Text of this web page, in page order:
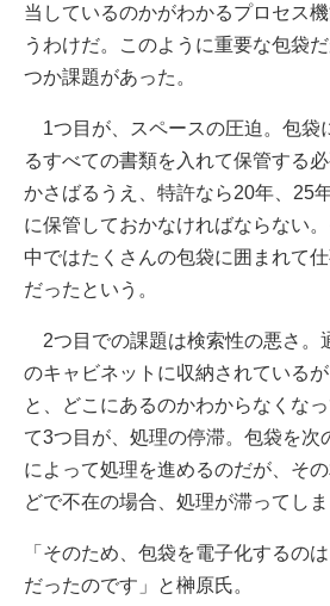
当しているのかがわかるプロセス
うわけだ。このように重要な包袋
つか課題があった。
1つ目が、スペースの圧迫。包袋
るすべての書類を入れて保管する
かさばるうえ、特許なら20年、25
に保管しておかなければならない
中ではたくさんの包袋に囲まれて
だったという。
2つ目での課題は検索性の悪さ。
のキャビネットに収納されている
と、どこにあるのかわからなくな
て3つ目が、処理の停滞。包袋を次
によって処理を進めるのだが、そ
どで不在の場合、処理が滞ってしま
「そのため、包袋を電子化するの
だったのです」と榊原氏。